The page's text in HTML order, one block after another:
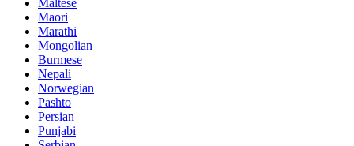
Maltese
Maori
Marathi
Mongolian
Burmese
Nepali
Norwegian
Pashto
Persian
Punjabi